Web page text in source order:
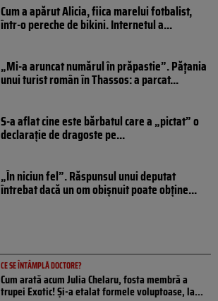
Cum a apărut Alicia, fiica marelui fotbalist,
într-o pereche de bikini. Internetul a...
„Mi-a aruncat numărul în prăpastie”. Pățania
unui turist român în Thassos: a parcat...
S-a aflat cine este bărbatul care a „pictat” o
declarație de dragoste pe...
„În niciun fel”. Răspunsul unui deputat
întrebat dacă un om obișnuit poate obține...
CE SE ÎNTÂMPLĂ DOCTORE?
Cum arată acum Julia Chelaru, fosta membră a
trupei Exotic! Și-a etalat formele voluptoase, la...